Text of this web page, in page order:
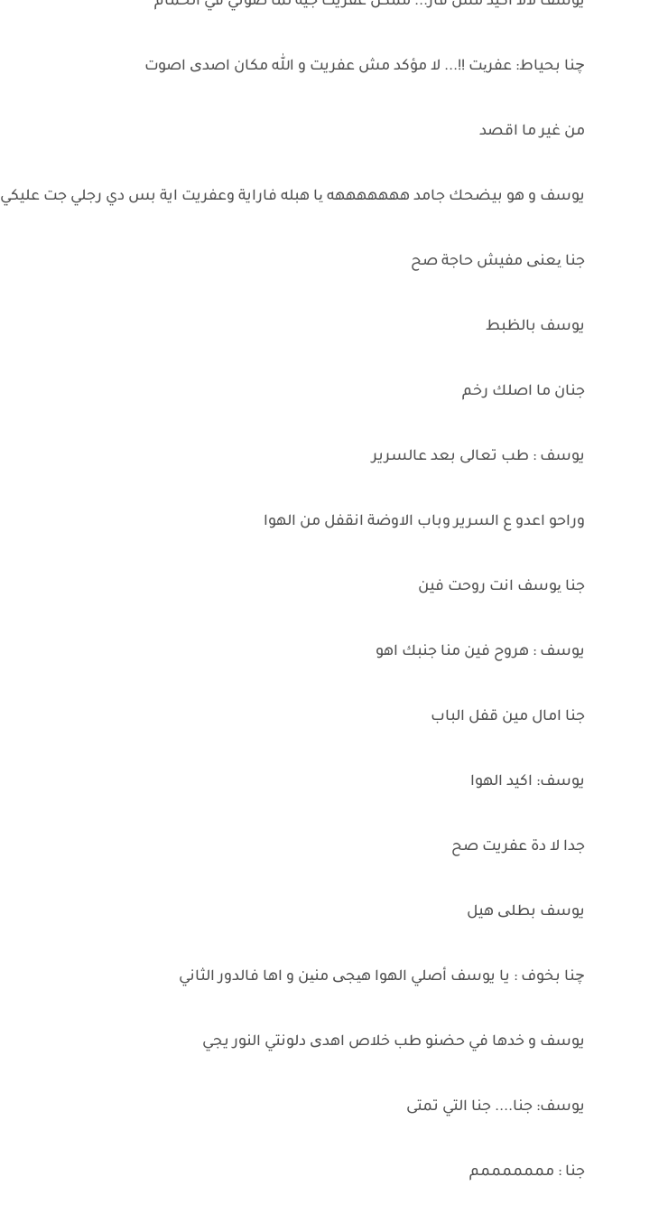
چنا بحياط: عفریت !!... لا مؤكد مش عفريت و الله مكان اصدی اصوت
من غير ما اقصد
يوسف و هو بيضحك جامد هههههههه یا هبله فاراية وعفريت اية بس دي رجلي جت عليكي
جنا یعنی مفيش حاجة صح
يوسف بالظبط
جنان ما اصلك رخم
يوسف : طب تعالى بعد عالسرير
وراحو اعدو ع السرير وباب الاوضة انقفل من الهوا
جنا یوسف انت روحت فين
يوسف : هروح فين منا جنبك اهو
جنا امال مين قفل الباب
يوسف: اكيد الهوا
جدا لا دة عفريت صح
يوسف بطلی هيل
چنا بخوف : يا يوسف أصلي الهوا هیجی منین و اها فالدور الثاني
يوسف و خدها في حضنو طب خلاص اهدی دلونتي النور يجي
يوسف: جنا.... جنا التي تمتى
جنا : مممممممم